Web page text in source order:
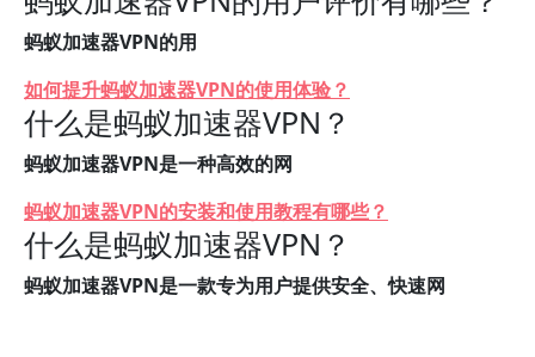
蚂蚁加速器VPN的用
如何提升蚂蚁加速器VPN的使用体验？
什么是蚂蚁加速器VPN？
蚂蚁加速器VPN是一种高效的网
蚂蚁加速器VPN的安装和使用教程有哪些？
什么是蚂蚁加速器VPN？
蚂蚁加速器VPN是一款专为用户提供安全、快速网